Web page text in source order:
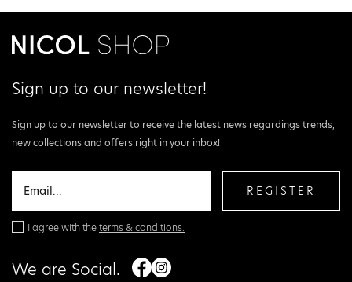
Sign up to our newsletter!
Sign up to our newsletter to receive the latest news regardings trends,
new collections and offers right in your inbox!
REGISTER
I agree with theterms & conditions.
We are Social.